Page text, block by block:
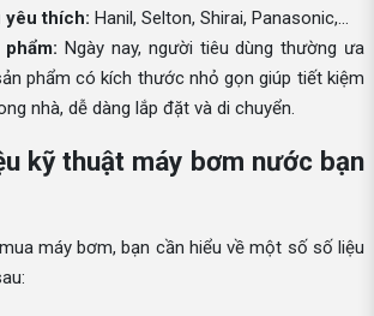
yêu thích: Hanil, Selton, Shirai, Panasonic,...
Ngày nay, người tiêu dùng thường ưa
phẩm có kích thước nhỏ gọn giúp tiết kiệm
nhà, dễ dàng lắp đặt và di chuyển.
kỹ thuật máy bơm nước bạn
máy bơm, bạn cần hiểu về một số số liệu